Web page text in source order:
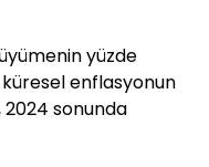
yüzde
enflasyonun
2024 sonunda